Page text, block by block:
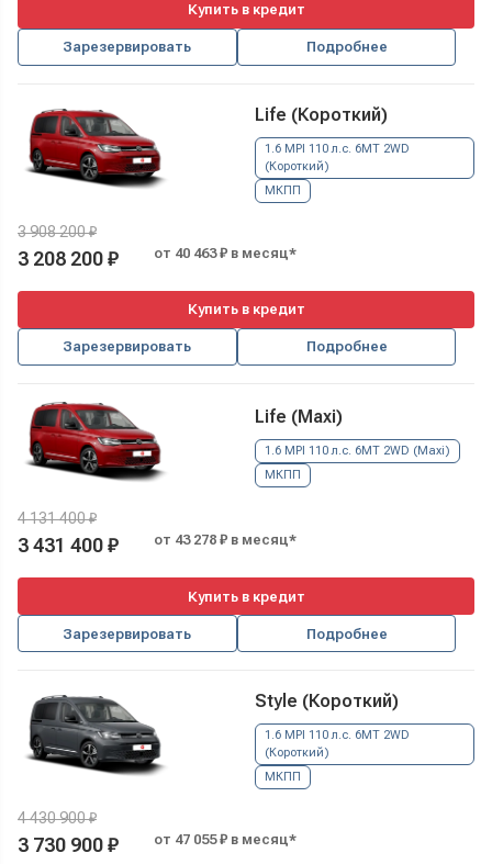
Купить в кредит
Зарезервировать Подробнее
Life (Короткий)
1.6 MPI 110 л.с. 6MT 2WD
(Короткий)
МКПП
3 908 200 ₽
3 208 200 ₽ от 40 463 ₽ в месяц*
Купить в кредит
Зарезервировать Подробнее
Life (Maxi)
1.6 MPI 110 л.с. 6MT 2WD (Maxi)
МКПП
4 131 400 ₽
3 431 400 ₽ от 43 278 ₽ в месяц*
Купить в кредит
Зарезервировать Подробнее
Style (Короткий)
1.6 MPI 110 л.с. 6MT 2WD
(Короткий)
МКПП
4 430 900 ₽
3 730 900 ₽ от 47 055 ₽ в месяц*